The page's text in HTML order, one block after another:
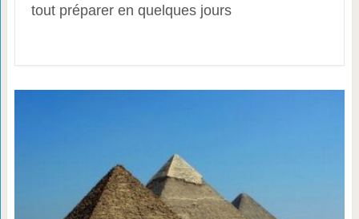
tout préparer en quelques jours